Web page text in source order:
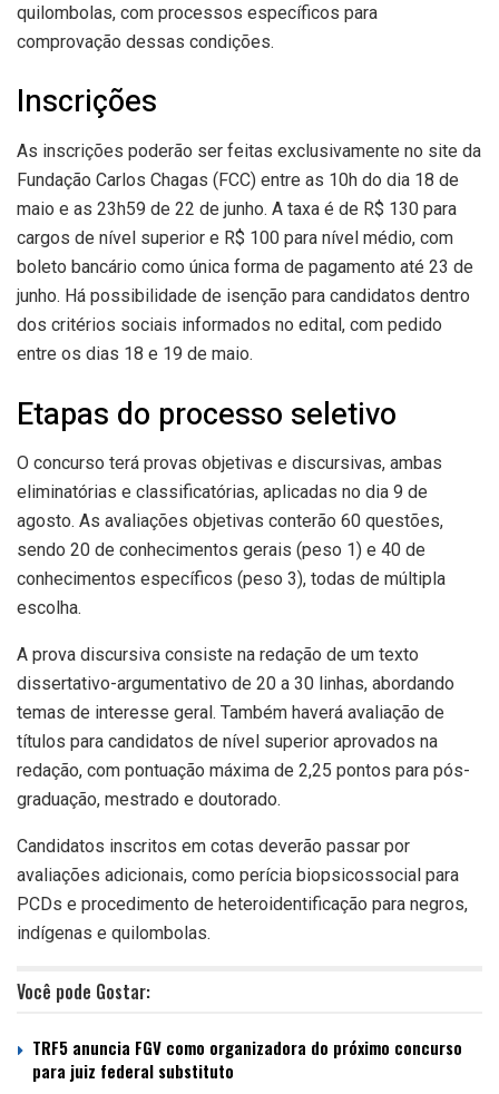
quilombolas, com processos específicos para
comprovação dessas condições.
Inscrições
As inscrições poderão ser feitas exclusivamente no site da
Fundação Carlos Chagas (FCC) entre as 10h do dia 18 de
maio e as 23h59 de 22 de junho. A taxa é de R$ 130 para
cargos de nível superior e R$ 100 para nível médio, com
boleto bancário como única forma de pagamento até 23 de
junho. Há possibilidade de isenção para candidatos dentro
dos critérios sociais informados no edital, com pedido
entre os dias 18 e 19 de maio.
Etapas do processo seletivo
O concurso terá provas objetivas e discursivas, ambas
eliminatórias e classificatórias, aplicadas no dia 9 de
agosto. As avaliações objetivas conterão 60 questões,
sendo 20 de conhecimentos gerais (peso 1) e 40 de
conhecimentos específicos (peso 3), todas de múltipla
escolha.
A prova discursiva consiste na redação de um texto
dissertativo-argumentativo de 20 a 30 linhas, abordando
temas de interesse geral. Também haverá avaliação de
títulos para candidatos de nível superior aprovados na
redação, com pontuação máxima de 2,25 pontos para pós-
graduação, mestrado e doutorado.
Candidatos inscritos em cotas deverão passar por
avaliações adicionais, como perícia biopsicossocial para
PCDs e procedimento de heteroidentificação para negros,
indígenas e quilombolas.
Você pode Gostar:
TRF5 anuncia FGV como organizadora do próximo concurso
para juiz federal substituto